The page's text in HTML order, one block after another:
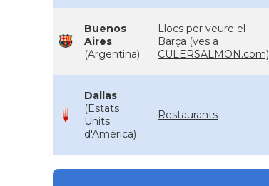
Buenos
Aires
(Argentina)
Llocs per veure el
Barça (ves a
CULERSALMON.com)
Dallas
(Estats
Units
d'Amèrica)
Restaurants